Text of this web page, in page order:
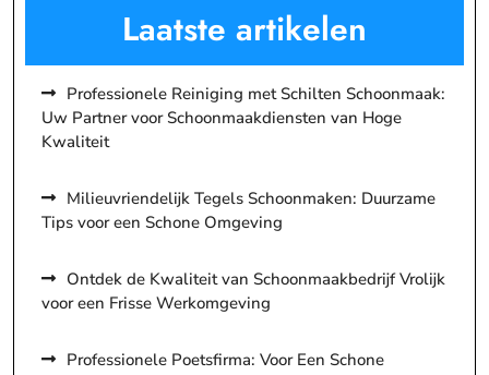
Laatste artikelen
Professionele Reiniging met Schilten Schoonmaak:
Uw Partner voor Schoonmaakdiensten van Hoge
Kwaliteit
Milieuvriendelijk Tegels Schoonmaken: Duurzame
Tips voor een Schone Omgeving
Ontdek de Kwaliteit van Schoonmaakbedrijf Vrolijk
voor een Frisse Werkomgeving
Professionele Poetsfirma: Voor Een Schone